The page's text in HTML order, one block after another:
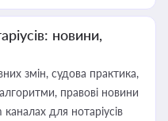
новини,
змін, судова практика,
правові новини
для нотаріусів